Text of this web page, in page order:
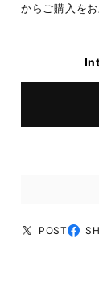
からご購入をお
POST